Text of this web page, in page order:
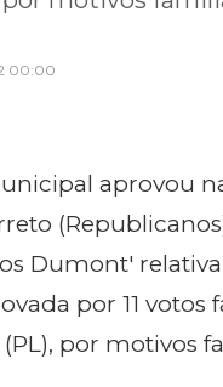
00:00
aprovou
Dumont'
por 11 votos
por motivos